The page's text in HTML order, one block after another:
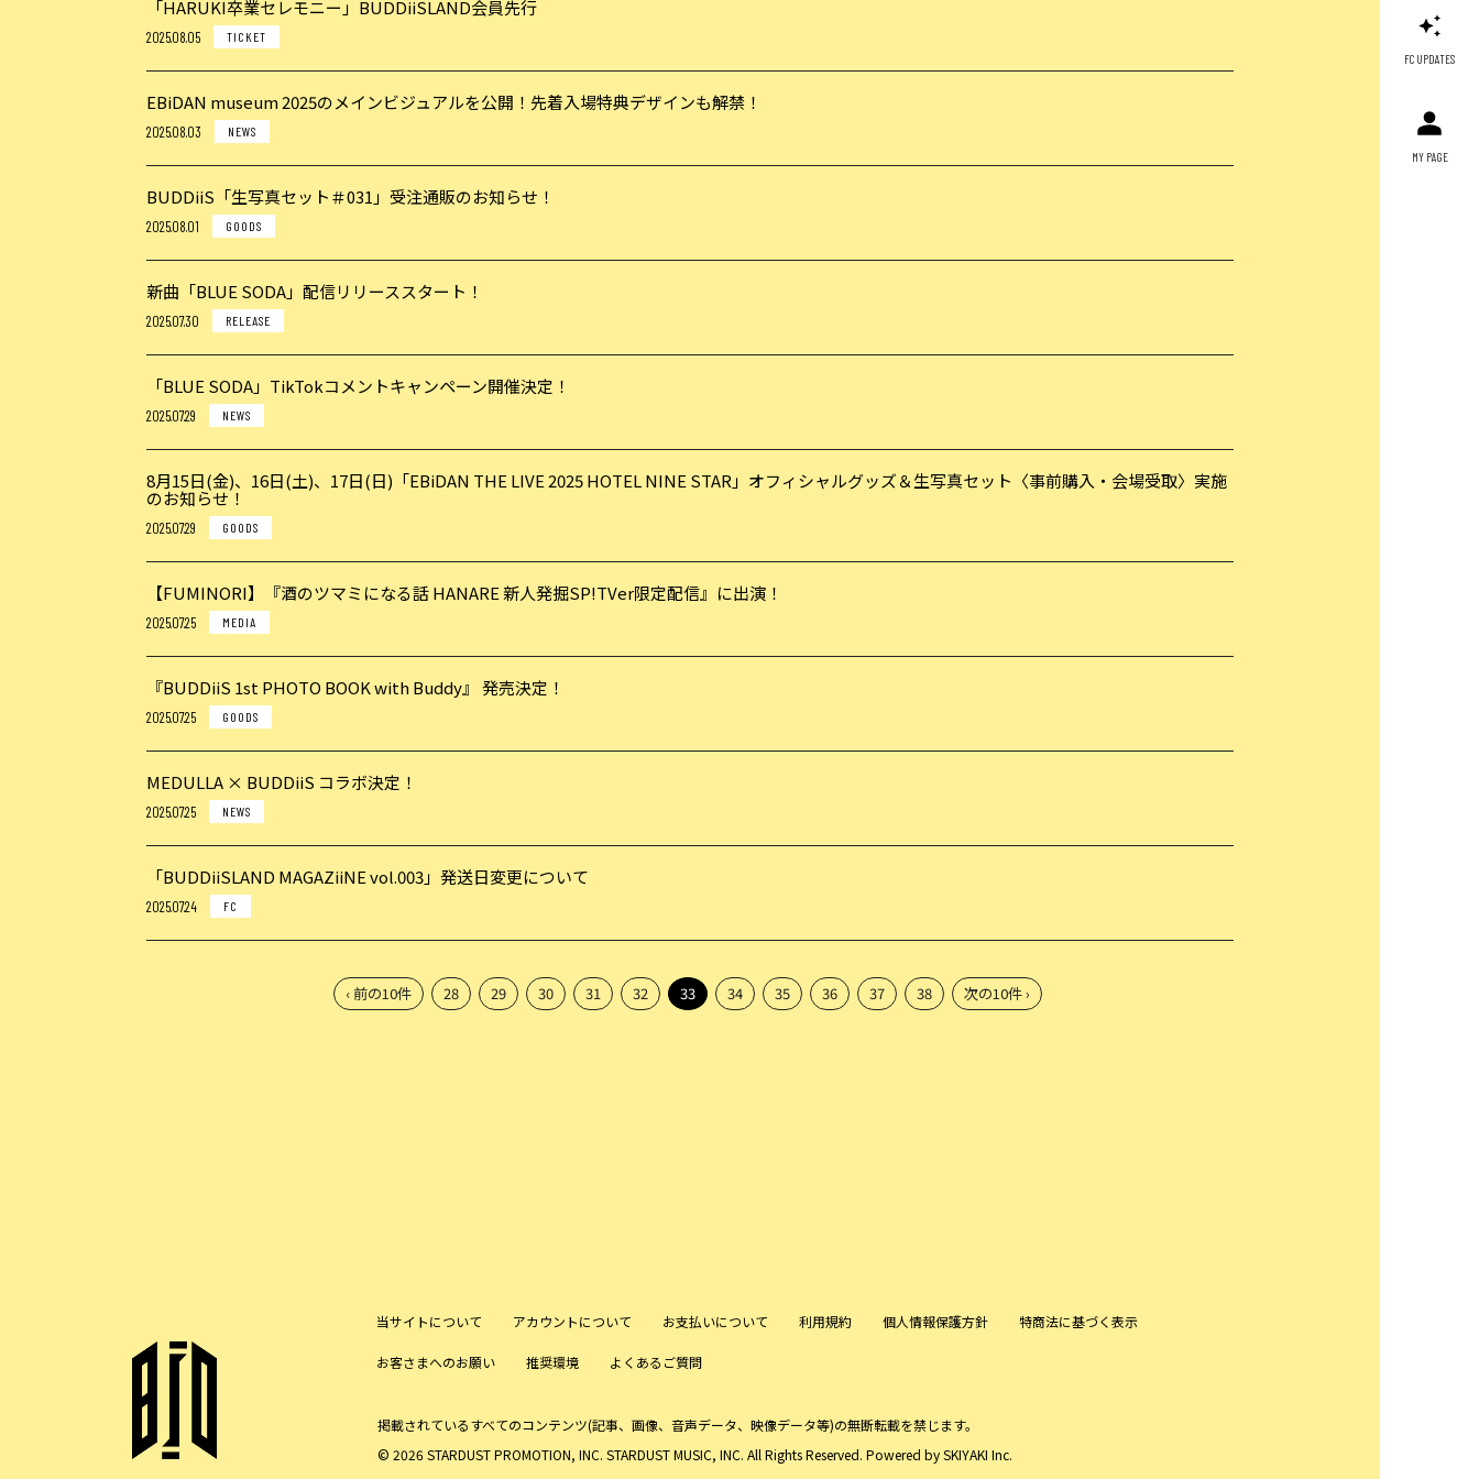
FC UPDATES
MY PAGE
「HARUKI卒業セレモニー」BUDDiiSLAND会員先行
2025.08.05 TICKET
EBiDAN museum 2025のメインビジュアルを公開！先着入場特典デザインも解禁！
2025.08.03 NEWS
BUDDiiS「生写真セット＃031」受注通販のお知らせ！
2025.08.01 GOODS
新曲「BLUE SODA」配信リリーススタート！
2025.07.30 RELEASE
「BLUE SODA」TikTokコメントキャンペーン開催決定！
2025.07.29 NEWS
8月15日(金)、16日(土)、17日(日)「EBiDAN THE LIVE 2025 HOTEL NINE STAR」オフィシャルグッズ＆生写真セット〈事前購入・会場受取〉実施
のお知らせ！
2025.07.29 GOODS
【FUMINORI】『酒のツマミになる話 HANARE 新人発掘SP!TVer限定配信』に出演！
2025.07.25 MEDIA
『BUDDiiS 1st PHOTO BOOK with Buddy』 発売決定！
2025.07.25 GOODS
MEDULLA × BUDDiiS コラボ決定！
2025.07.25 NEWS
「BUDDiiSLAND MAGAZiiNE vol.003」発送日変更について
2025.07.24 FC
‹ 前の10件 28 29 30 31 32 33 34 35 36 37 38 次の10件 ›
当サイトについて アカウントについて お支払いについて 利用規約 個人情報保護方針 特商法に基づく表示
お客さまへのお願い 推奨環境 よくあるご質問
掲載されているすべてのコンテンツ(記事、画像、音声データ、映像データ等)の無断転載を禁じます。
© 2026 STARDUST PROMOTION, INC. STARDUST MUSIC, INC. All Rights Reserved. Powered bySKIYAKI Inc.